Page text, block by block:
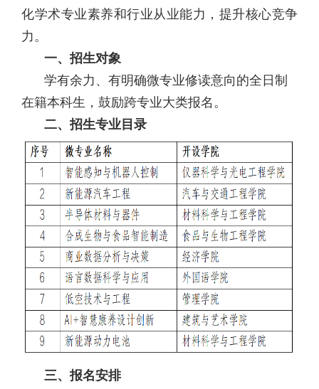
化学术专业素养和行业从业能力，提升核心竞争
力。
一、招生对象
学有余力、有明确微专业修读意向的全日制
在籍本科生，鼓励跨专业大类报名。
二、招生专业目录
三、报名安排